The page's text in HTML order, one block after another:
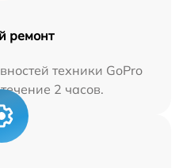
ремонт
техники GoPro
2 часов.